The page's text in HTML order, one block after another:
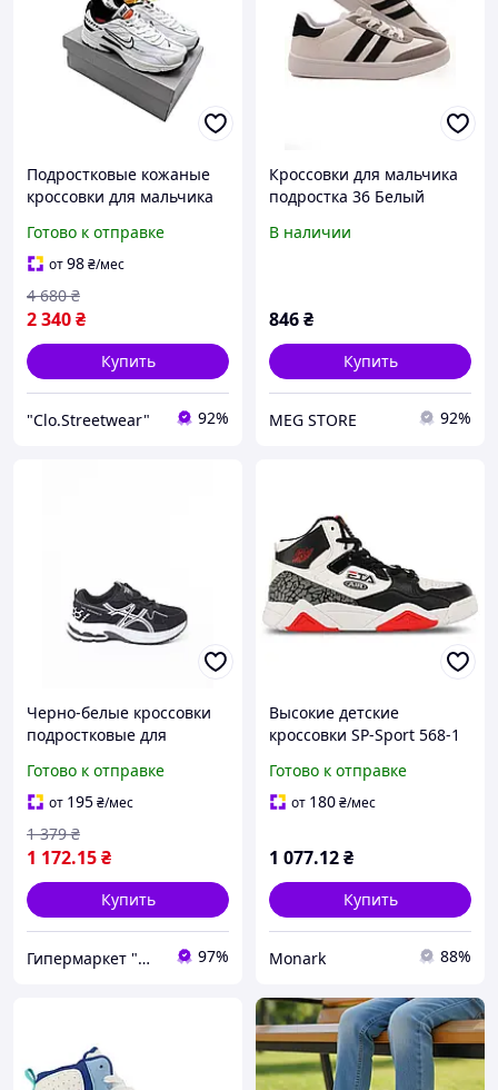
Подростковые кожаные
кроссовки для мальчика
кроссовки для мальчиков,
подростковая обувь
Готово к отправке
от98₴/мес
2 340₴
4 680 ₴
Купить
"Clo.Streetwear" 92%
Кроссовки для мальчика
подростка 36 Белый
В наличии
846₴
Купить
MEG STORE 92%
Черно-белые кроссовки
подростковые для
(Z002-3)
Готово к отправке
от 195₴/мес
1 172.15₴
1 379 ₴
Купить
Гипермаркет "Материк" 97%
Высокие детские
кроссовки SP-Sport 568-1
белый-красный для
активного отдыха
Готово к отправке
от 180₴/мес
1 077.12₴
Купить
Monark 88%